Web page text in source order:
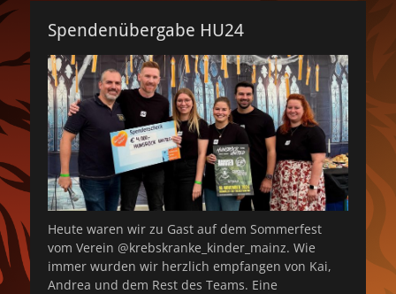
Spendenübergabe HU24
Heute waren wir zu Gast auf dem Sommerfest
vom Verein @krebskranke_kinder_mainz. Wie
immer wurden wir herzlich empfangen von Kai,
Andrea und dem Rest des Teams. Eine